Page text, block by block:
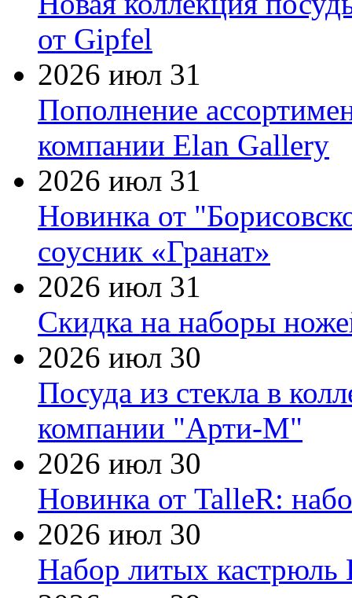
от Gipfel
2026 июл 31
Пополнение
компании Elan Gallery
2026 июл 31
Новинка от
соусник «Гранат»
2026 июл 31
Скидка на наборы
2026 июл 30
Посуда из стекла в
компании "Арти-М"
2026 июл 30
Новинка от TalleR:
2026 июл 30
Набор литых кастрюль